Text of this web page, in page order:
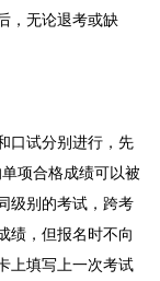
，无论退考或缺
口试分别进行，先
项合格成绩可以被
级别的考试，跨考
绩，但报名时不向
上填写上一次考试